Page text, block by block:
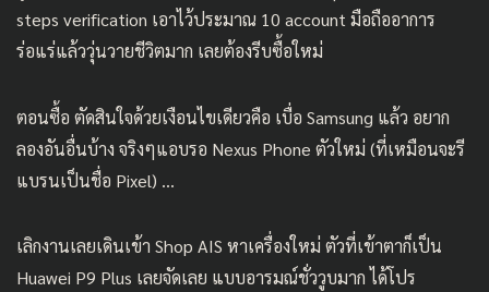
steps verification เอาไว้ประมาณ 10 account มือถืออาการ
ร่อแร่แล้ววุ่นวายชีวิตมาก เลยต้องรีบซื้อใหม่
ตอนซื้อ ตัดสินใจด้วยเงือนไขเดียวคือ เบื่อ Samsung แล้ว อยาก
ลองอันอื่นบ้าง จริงๆแอบรอ Nexus Phone ตัวใหม่ (ที่เหมือนจะรี
แบรนเป็นชื่อ Pixel) …
เลิกงานเลยเดินเข้า Shop AIS หาเครื่องใหม่ ตัวที่เข้าตาก็เป็น
Huawei P9 Plus เลยจัดเลย แบบอารมณ์ชั่ววูบมาก ได้โปร